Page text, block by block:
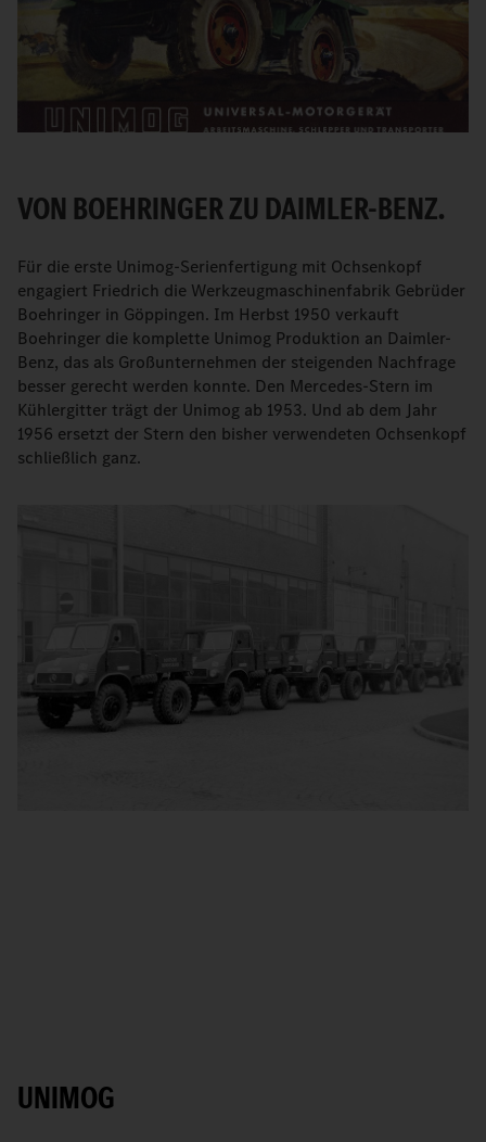
VON BOEHRINGER ZU DAIMLER-BENZ.
Für die erste Unimog-Serienfertigung mit Ochsenkopf
engagiert Friedrich die Werkzeugmaschinenfabrik Gebrüder
Boehringer in Göppingen. Im Herbst 1950 verkauft
Boehringer die komplette Unimog Produktion an Daimler-
Benz, das als Großunternehmen der steigenden Nachfrage
besser gerecht werden konnte. Den Mercedes-Stern im
Kühlergitter trägt der Unimog ab 1953. Und ab dem Jahr
1956 ersetzt der Stern den bisher verwendeten Ochsenkopf
schließlich ganz.
UNIMOG